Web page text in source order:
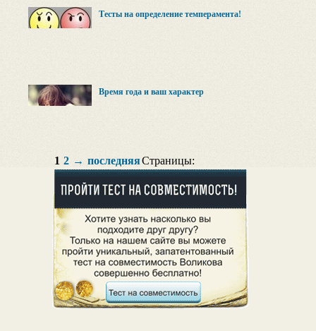
Тесты на определение темперамента!
Время года и ваш характер
Страницы:
1 2 → последняя